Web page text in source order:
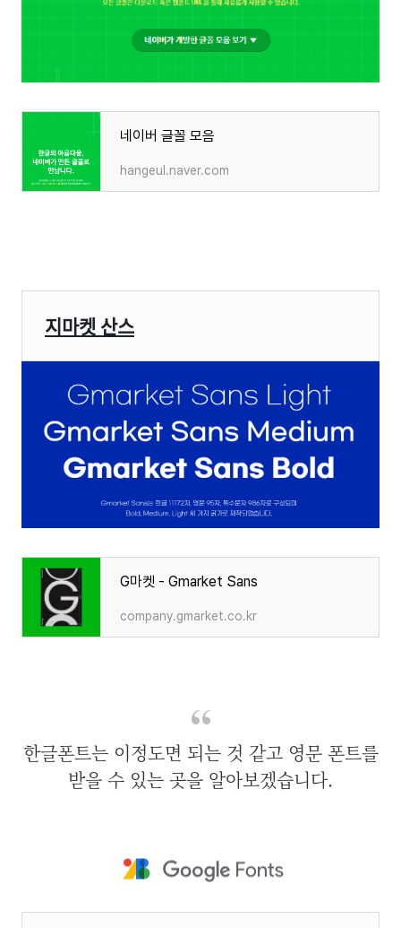
네이버 글꼴 모음
hangeul.naver.com
지마켓 산스
G마켓 - Gmarket Sans
company.gmarket.co.kr
한글폰트는 이정도면 되는 것 같고 영문 폰트를
받을 수 있는 곳을 알아보겠습니다.